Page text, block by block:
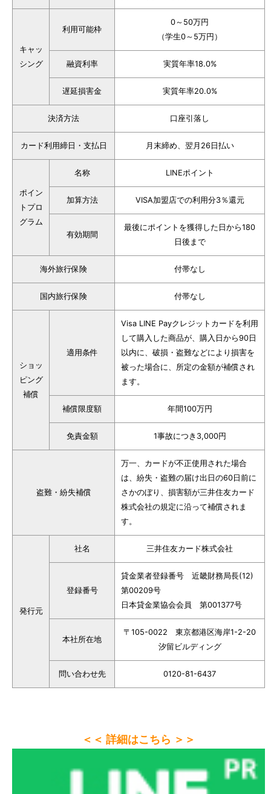
キャッ
シング
利用可能枠
0～50万円
（学生0～5万円）
融資利率 実質年率18.0%
遅延損害金 実質年率20.0%
決済方法 口座引落し
カード利用締日・支払日 月末締め、翌月26日払い
ポイン
トプロ
グラム
名称 LINEポイント
加算方法 VISA加盟店での利用分3％還元
有効期間
最後にポイントを獲得した日から180
日後まで
海外旅行保険 付帯なし
国内旅行保険 付帯なし
ショッ
ピング
補償
適用条件
Visa LINE Payクレジットカードを利用
して購入した商品が、購入日から90日
以内に、破損・盗難などにより損害を
被った場合に、所定の金額が補償され
ます。
補償限度額 年間100万円
免責金額 1事故につき3,000円
盗難・紛失補償
万一、カードが不正使用された場合
は、紛失・盗難の届け出日の60日前に
さかのぼり、損害額が三井住友カード
株式会社の規定に沿って補償されま
す。
発行元
社名 三井住友カード株式会社
登録番号
貸金業者登録番号 近畿財務局長(12)
第00209号
日本貸金業協会会員 第001377号
本社所在地
〒105-0022 東京都港区海岸1-2-20
汐留ビルディング
問い合わせ先 0120-81-6437
＜＜ 詳細はこちら ＞＞